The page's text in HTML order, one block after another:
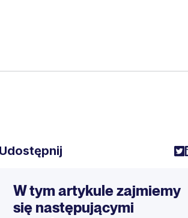
Udostępnij
W tym artykule zajmiemy
się następującymi